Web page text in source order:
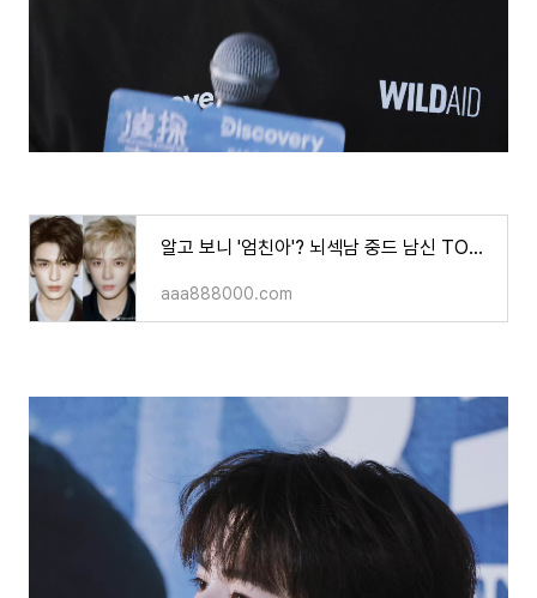
알고 보니 '엄친아'? 뇌섹남 중드 남신 TOP 5!배우"장릉혁"부터 의외의 인물까지!ㅎㅎ
aaa888000.com